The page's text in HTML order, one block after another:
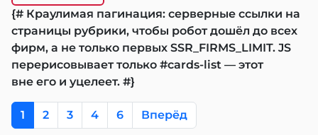
{# Краулимая пагинация: серверные ссылки на
страницы рубрики, чтобы робот дошёл до всех
фирм, а не только первых SSR_FIRMS_LIMIT. JS
перерисовывает только #cards-list — этот
вне его и уцелеет. #}
1 2 3 4 6 Вперёд